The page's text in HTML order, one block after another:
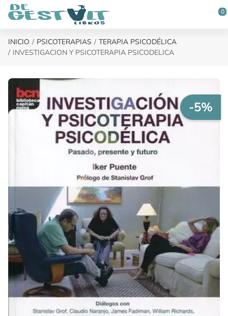
Saltar al contenido principal
0
INICIO PSICOTERAPIAS
TERAPIA PSICODÉLICA
INVESTIGACION Y PSICOTERAPIA PSICODELICA
-5%